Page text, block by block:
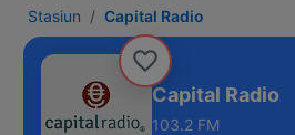
Stasiun Capital Radio
Capital Radio
103.2 FM